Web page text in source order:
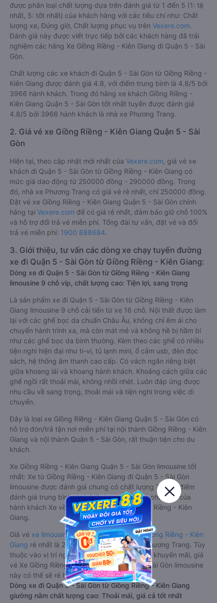
được phân loại chất lượng dựa trên đánh giá từ 1 đến 5 (1: tệ
nhất, 5: tốt nhất) của khách hàng với các tiêu chí như: Chất
lượng xe, Đúng giờ, Chất lượng phục vụ trên Vexere.com.
Đánh giá này được viết trực tiếp bởi các khách hàng đã trải
nghiệm các hãng Xe Giồng Riềng - Kiên Giang đi Quận 5 - Sài
Gòn.
Chất lượng các xe khách đi Quận 5 - Sài Gòn từ Giồng Riềng -
Kiên Giang được đánh giá 4.8, với điểm trung bình là 4.8/5 bởi
3966 hành khách. Trong đó hãng xe khách Giồng Riềng -
Kiên Giang Quận 5 - Sài Gòn tốt nhất tuyến được đánh giá
4.8/5 bởi 3966 hành khách là nhà xe Phương Trang.
2. Giá vé xe Giồng Riềng - Kiên Giang Quận 5 - Sài
Gòn
Hiện tại, theo cập nhật mới nhất của Vexere.com , giá vé xe
khách đi Quận 5 - Sài Gòn từ Giồng Riềng - Kiên Giang có
mức giá dao động từ 250000 đồng - 290000 đồng. Trong
đó, nhà xe Phương Trang có giá vé rẻ nhất, chỉ 250000 đồng.
Đặt vé xe Giồng Riềng - Kiên Giang Quận 5 - Sài Gòn chính
hãng tại Vexere.com để có giá rẻ nhất, đảm bảo giữ chỗ 100%
và hỗ trợ đổi trả vé miễn phí. Tổng đài tư vấn, đặt vé và đổi
trả vé miễn phí: 1900 888684.
3. Giới thiệu, tư vấn các dòng xe chạy tuyến đường
xe đi Quận 5 - Sài Gòn từ Giồng Riềng - Kiên Giang:
Dòng xe đi Quận 5 - Sài Gòn từ Giồng Riềng - Kiên Giang
limousine 9 chỗ vip, chất lượng cao: Tiện lợi, sang trọng
Là sản phẩm xe đi Quận 5 - Sài Gòn từ Giồng Riềng - Kiên
Giang limousine 9 chỗ cải tiến từ xe 16 chỗ. Nội thất được làm
lại với các ghế bọc da chuẩn Châu Âu, không chỉ êm ái cho
chuyến hành trình xa, mà còn mát mẻ và không hề bị hầm bí
như các ghế bọc da bình thường. Kèm theo các ghế có nhiều
tiện nghi hiện đại như ti-vi, tủ lạnh mini, ổ cắm usb, đèn đọc
sách, hệ thống âm thanh cao cấp. Có vách ngăn riêng biệt
giữa khoang lái và khoang hành khách. Khoảng cách giữa các
ghế ngồi rất thoải mái, không nhồi nhét. Luôn đáp ứng được
nhu cầu về sang trọng, thoải mái và tiện nghi trong việc di
chuyển.
Đây là loại xe Giồng Riềng - Kiên Giang Quận 5 - Sài Gòn có
hỗ trợ đón/trả tận nơi miễn phí tại nội thành Giồng Riềng - Kiên
Giang và nội thành Quận 5 - Sài Gòn, rất thuận tiện cho du
khách.
Xe Giồng Riềng - Kiên Giang Quận 5 - Sài Gòn limousine tốt
nhất: Xe từ Giồng Riềng - Kiên Giang đi Quận 5 - Sài Gòn
limousine được đánh giá chung có chất lượng Tốt với điểm
đánh giá trung bình từ 4.8/5 dựa trên 3966 phản hồi của
hành khách Xe về Quận 5 - Sài Gòn từ Giồng Riềng - Kiên
Giang.
Giá vé xe limousine đi Quận 5 - Sài Gòn từ Giồng Riềng - Kiên
Giang rẻ nhất là 250000VND của hãng xe Phương Trang. Tùy
thuộc vào vị trí ngồi của bạn và chương trình khuyến mãi, giá
vé Xe Giồng Riềng - Kiên Giang đi Quận 5 - Sài Gòn limousine
này có thể sẽ rẻ hơn
Dòng xe đi Quận 5 - Sài Gòn từ Giồng Riềng - Kiên Giang
giường nằm chất lượng cao: Thoải mái, giá cả tốt nhất